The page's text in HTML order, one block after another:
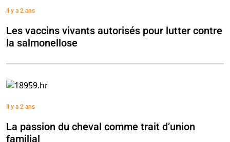
Il y a 2 ans
Les vaccins vivants autorisés pour lutter contre
la salmonellose
Il y a 2 ans
La passion du cheval comme trait d’union
familial